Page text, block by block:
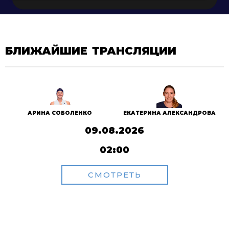
БЛИЖАЙШИЕ ТРАНСЛЯЦИИ
АРИНА СОБОЛЕНКО ЕКАТЕРИНА АЛЕКСАНДРОВА
09.08.2026
02:00
СМОТРЕТЬ